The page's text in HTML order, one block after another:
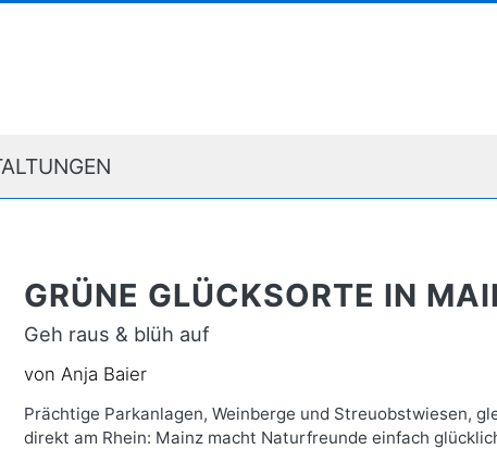
GRÜNE GLÜCKSORTE IN
Geh raus & blüh auf
von Anja Baier
Prächtige Parkanlagen, Weinberge und Streuobstwiesen,
direkt am Rhein: Mainz macht Naturfreunde einfach